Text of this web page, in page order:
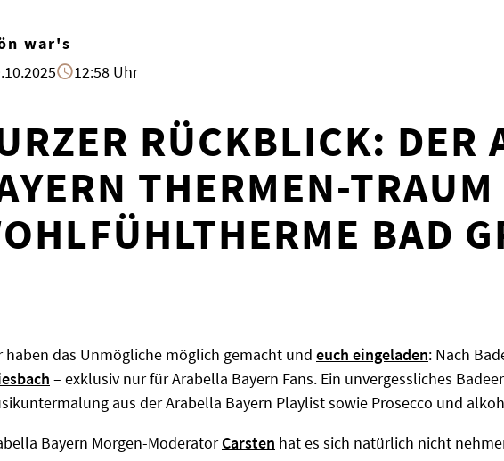
war's
12:58 Uhr
RÜCKBLICK: DER
THERMEN-
BAD
haben das Unmögliche möglich gemacht und euch eingeladen: Nach
– exklusiv nur für Arabella Bayern Fans. Ein unvergessliches
aus der Arabella Bayern Playlist sowie Prosecco und
Bayern Morgen-ModeratorCarsten hat es sich natürlich nicht